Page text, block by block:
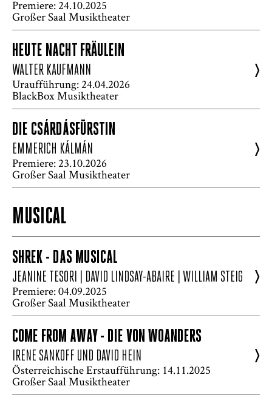
Premiere: 24.10.2025
Großer Saal Musiktheater
HEUTE NACHT FRÄULEIN
WALTER KAUFMANN
Uraufführung: 24.04.2026
BlackBox Musiktheater
>
DIE CSÁRDÁSFÜRSTIN
EMMERICH KÁLMÁN
Premiere: 23.10.2026
Großer Saal Musiktheater
>
MUSICAL
SHREK - DAS MUSICAL
JEANINE TESORI | DAVID LINDSAY-ABAIRE | WILLIAM STEIG
Premiere: 04.09.2025
Großer Saal Musiktheater
>
COME FROM AWAY - DIE VON WOANDERS
IRENE SANKOFF UND DAVID HEIN
Österreichische Erstaufführung: 14.11.2025
Großer Saal Musiktheater
>